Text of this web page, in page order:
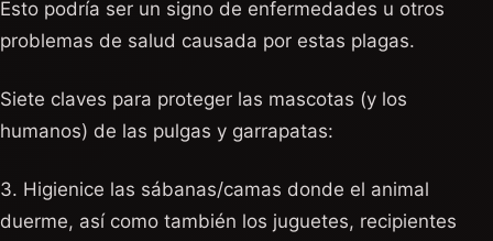
Esto podría ser un signo de enfermedades u otros
problemas de salud causada por estas plagas.
Siete claves para proteger las mascotas (y los
humanos) de las pulgas y garrapatas:
3. Higienice las sábanas/camas donde el animal
duerme, así como también los juguetes, recipientes